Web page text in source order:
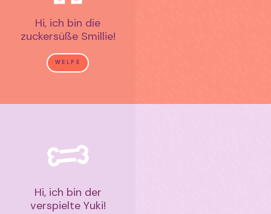
Hi, ich bin die
zuckersüße Smillie!
WELPE
Hi, ich bin der
verspielte Yuki!